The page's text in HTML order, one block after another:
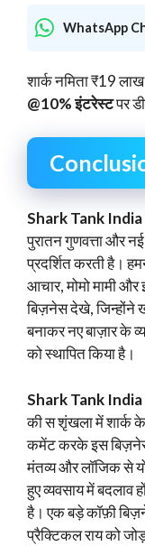
WhatsApp
शार्क नमिता ₹19
@10% इंटरेस्टपर
Shark Tank
पुरातन गुणवत्ता और
प्रदर्शित करती है।
आचार, मोमो मामी
बिज़नेस देखे, जिन्होंने
बनाकर नए बाज़ार के
को स्थापित किया है।
Shark Tank
की स शृंखला में शार्क
कमेंट करके इस बिज़नेस
मंतव्य और लॉजिक से
हुए व्यवसाय में
है। एक बड़े कॉफ़ी
प्रैक्टिकल राय को